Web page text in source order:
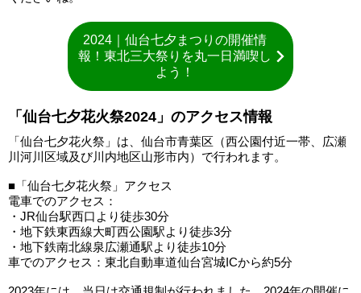
2024｜仙台七夕まつりの開催情
報！東北三大祭りを丸一日満喫し
よう！
「仙台七夕花火祭2024」のアクセス情報
「仙台七夕花火祭」は、仙台市青葉区（西公園付近一帯、広瀬
川河川区域及び川内地区山形市内）で行われます。
■「仙台七夕花火祭」アクセス
電車でのアクセス：
・JR仙台駅西口より徒歩30分
・地下鉄東西線大町西公園駅より徒歩3分
・地下鉄南北線泉広瀬通駅より徒歩10分
車でのアクセス：東北自動車道仙台宮城ICから約5分